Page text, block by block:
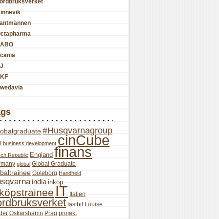
#Husqvarnagroup
business development cinCube
Republic England finans
global Global Graduate
Göteborg Handheld
india inköp
IT Italien
lastbil
Louise
Oskarshamn Prag projekt